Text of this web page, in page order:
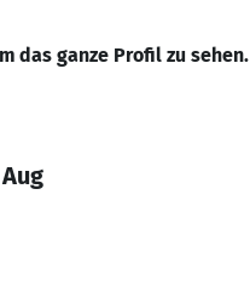
das ganze Profil zu sehen.